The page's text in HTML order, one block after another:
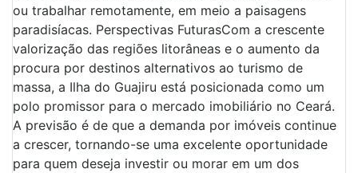
ou trabalhar remotamente, em meio a paisagens
paradisíacas. Perspectivas FuturasCom a crescente
valorização das regiões litorâneas e o aumento da
procura por destinos alternativos ao turismo de
massa, a Ilha do Guajiru está posicionada como um
polo promissor para o mercado imobiliário no Ceará.
A previsão é de que a demanda por imóveis continue
a crescer, tornando-se uma excelente oportunidade
para quem deseja investir ou morar em um dos